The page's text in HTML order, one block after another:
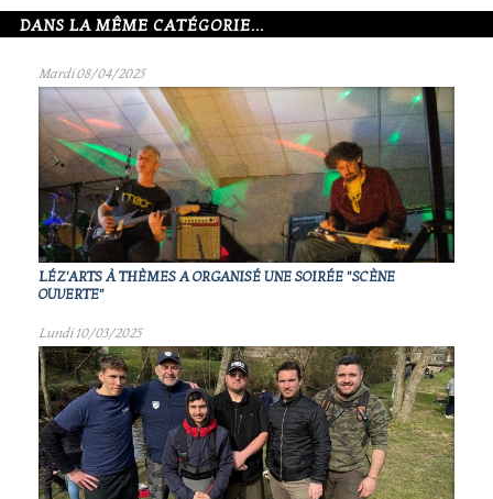
DANS LA MÊME CATÉGORIE...
Mardi 08/04/2025
LÉZ'ARTS À THÈMES A ORGANISÉ UNE SOIRÉE "SCÈNE
OUVERTE"
Lundi 10/03/2025